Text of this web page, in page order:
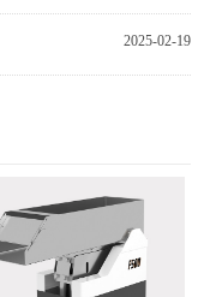
2025-02-19